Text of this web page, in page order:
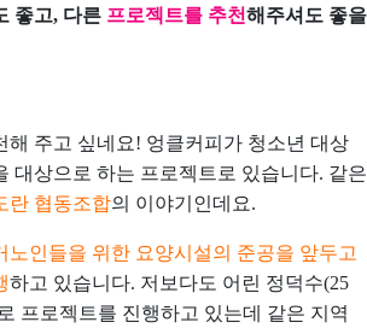
좋고, 다른 프로젝트를 추천해주셔도 좋을
해 주고 싶네요! 엉클커피가 청소년 대상
대상으로 하는 프로젝트로 있습니다. 같은
란 협동조합의 이야기인데요.
노인들을 위한 요양시설의 준공을 앞두고
하고 있습니다. 저보다도 어린 정덕수(25
프로젝트를 진행하고 있는데 같은 지역